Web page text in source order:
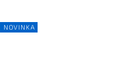
NOVINKA